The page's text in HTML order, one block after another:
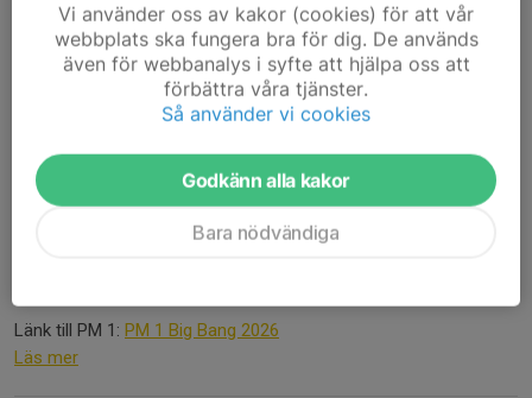
Länk till PM 1: PM 1 Big Bang 2026
Läs mer
Vi använder oss av kakor (cookies) för att vår
webbplats ska fungera bra för dig. De används
även för webbanalys i syfte att hjälpa oss att
förbättra våra tjänster.
Så använder vi cookies
Godkänn alla kakor
Bara nödvändiga